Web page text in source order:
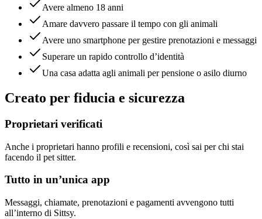
Avere almeno 18 anni
Amare davvero passare il tempo con gli animali
Avere uno smartphone per gestire prenotazioni e messaggi
Superare un rapido controllo d’identità
Una casa adatta agli animali per pensione o asilo diurno
Creato per fiducia e sicurezza
Proprietari verificati
Anche i proprietari hanno profili e recensioni, così sai per chi stai
facendo il pet sitter.
Tutto in un’unica app
Messaggi, chiamate, prenotazioni e pagamenti avvengono tutti
all’interno di Sittsy.